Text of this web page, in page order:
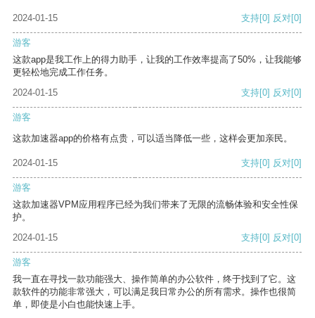
2024-01-15 支持[0] 反对[0]
游客
这款app是我工作上的得力助手，让我的工作效率提高了50%，让我能够
更轻松地完成工作任务。
2024-01-15
支持[0] 反对[0]
游客
这款加速器app的价格有点贵，可以适当降低一些，这样会更加亲民。
2024-01-15 支持[0] 反对[0]
游客
这款加速器VPM应用程序已经为我们带来了无限的流畅体验和安全性保
护。
2024-01-15
支持[0] 反对[0]
游客
我一直在寻找一款功能强大、操作简单的办公软件，终于找到了它。这
款软件的功能非常强大，可以满足我日常办公的所有需求。操作也很简
单，即使是小白也能快速上手。